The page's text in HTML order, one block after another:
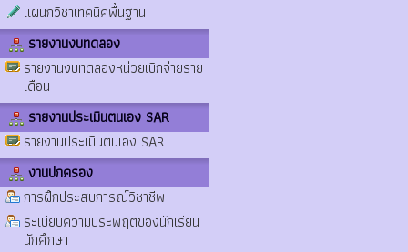
แผนกวิชาเทคนิคพื้นฐาน
รายงานงบทดลอง
รายงานงบทดลองหน่วยเบิกจ่ายราย
เดือน
รายงานประเมินตนเอง SAR
รายงานประเมินตนเอง SAR
งานปกครอง
การฝึกประสบการณ์วิชาชีพ
ระเบียบความประพฤติของนักเรียน
นักศึกษา